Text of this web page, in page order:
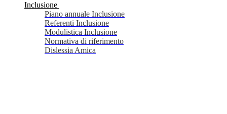
Inclusione
Piano annuale Inclusione
Referenti Inclusione
Modulistica Inclusione
Normativa di riferimento
Dislessia Amica